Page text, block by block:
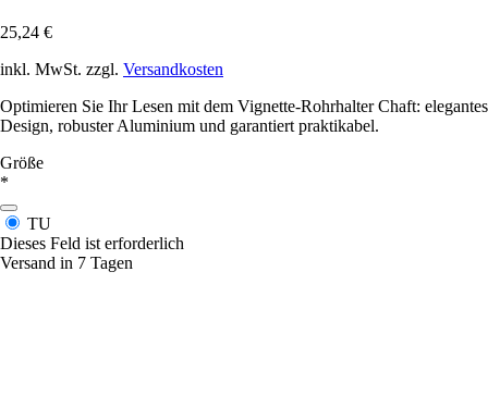
25,24 €
inkl. MwSt. zzgl. Versandkosten
Optimieren Sie Ihr Lesen mit dem Vignette-Rohrhalter Chaft: elegantes
Design, robuster Aluminium und garantiert praktikabel.
Größe
*
TU
Dieses Feld ist erforderlich
Versand in 7 Tagen